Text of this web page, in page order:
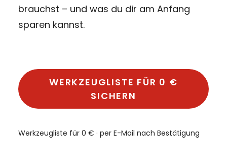
brauchst – und was du dir am Anfang
sparen kannst.
WERKZEUGLISTE FÜR 0 €
SICHERN
Werkzeugliste für 0 € · per E-Mail nach Bestätigung